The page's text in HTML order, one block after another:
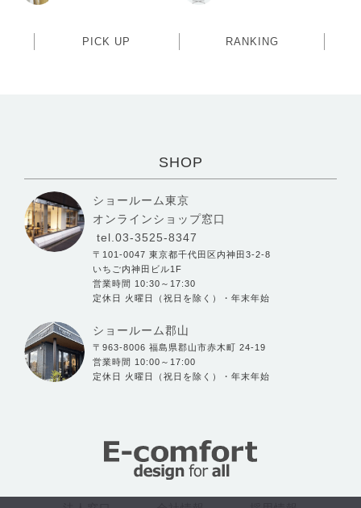
PICK UP RANKING
SHOP
ショールーム東京
オンラインショップ窓口
tel.03-3525-8347
〒101-0047 東京都千代田区内神田3-2-8
いちご内神田ビル1F
営業時間 10:30～17:30
定休日 火曜日（祝日を除く）・年末年始
ショールーム郡山
〒963-8006 福島県郡山市赤木町 24-19
営業時間 10:00～17:00
定休日 火曜日（祝日を除く）・年末年始